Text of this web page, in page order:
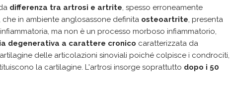
differenza tra artrosi e artrite, spesso erroneamente
, che in ambiente anglosassone definita osteoartrite, presenta
ma non è un processo morboso infiammatorio,
degenerativa a carattere cronico caratterizzata da
delle articolazioni sinoviali poiché colpisce i condrociti,
la cartilagine. L'artrosi insorge soprattutto dopo i 50